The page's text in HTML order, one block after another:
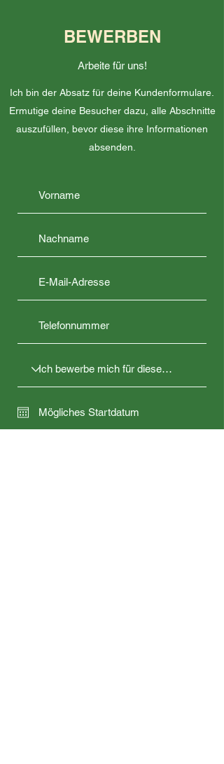
BEWERBEN
Arbeite für uns!
Ich bin der Absatz für deine Kundenformulare.
Ermutige deine Besucher dazu, alle Abschnitte
auszufüllen, bevor diese ihre Informationen
absenden.